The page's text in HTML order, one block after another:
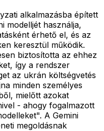
alkalmazásba épített
modelljét használja,
érhető el, és az
keresztül működik.
biztosította az ehhez
így a rendszer
az ukrán költségvetés
minden személyes
mielőtt azokat
- ahogy fogalmazott
A Gemini
megoldásnak